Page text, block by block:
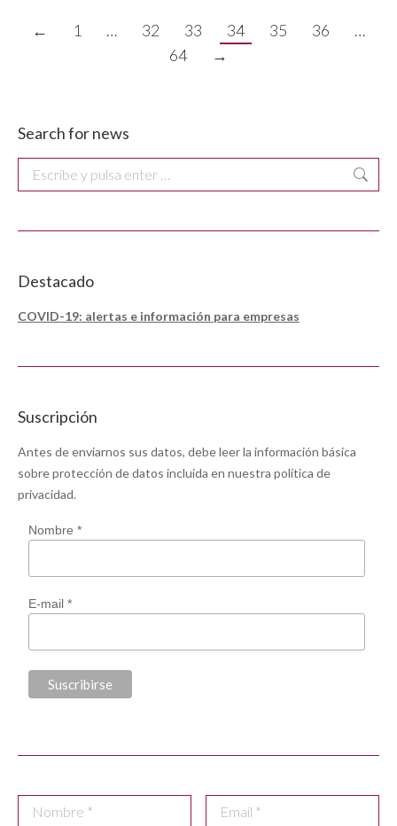
← 1 … 32 33 34 35 36
…
64
→
Search for news
Buscar:
Destacado
COVID-19: alertas e información para empresas
Suscripción
Antes de enviarnos sus datos, debe leer la información básica
sobre protección de datos incluida en nuestra política de
privacidad.
Nombre *
E-mail *